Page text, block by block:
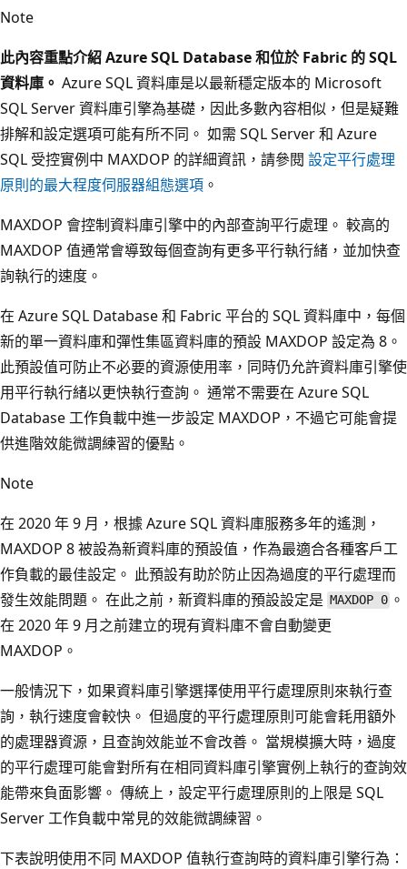
Note
此內容重點介紹 Azure SQL Database 和位於 Fabric 的 SQL
資料庫。 Azure SQL 資料庫是以最新穩定版本的 Microsoft
SQL Server 資料庫引擎為基礎，因此多數內容相似，但是疑難
排解和設定選項可能有所不同。 如需 SQL Server 和 Azure
SQL 受控實例中 MAXDOP 的詳細資訊，請參閱 設定平行處理
原則的最大程度伺服器組態選項 。
MAXDOP 會控制資料庫引擎中的內部查詢平行處理。 較高的
MAXDOP 值通常會導致每個查詢有更多平行執行緒，並加快查
詢執行的速度。
在 Azure SQL Database 和 Fabric 平台的 SQL 資料庫中，每個
新的單一資料庫和彈性集區資料庫的預設 MAXDOP 設定為 8。
此預設值可防止不必要的資源使用率，同時仍允許資料庫引擎使
用平行執行緒以更快執行查詢。 通常不需要在 Azure SQL
Database 工作負載中進一步設定 MAXDOP，不過它可能會提
供進階效能微調練習的優點。
Note
在 2020 年 9 月，根據 Azure SQL 資料庫服務多年的遙測，
MAXDOP 8 被設為新資料庫的預設值，作為最適合各種客戶工
作負載的最佳設定。 此預設有助於防止因為過度的平行處理而
發生效能問題。 在此之前，新資料庫的預設設定是 MAXDOP 0 。
在 2020 年 9 月之前建立的現有資料庫不會自動變更
MAXDOP。
一般情況下，如果資料庫引擎選擇使用平行處理原則來執行查
詢，執行速度會較快。 但過度的平行處理原則可能會耗用額外
的處理器資源，且查詢效能並不會改善。 當規模擴大時，過度
的平行處理可能會對所有在相同資料庫引擎實例上執行的查詢效
能帶來負面影響。 傳統上，設定平行處理原則的上限是 SQL
Server 工作負載中常見的效能微調練習。
下表說明使用不同 MAXDOP 值執行查詢時的資料庫引擎行為：